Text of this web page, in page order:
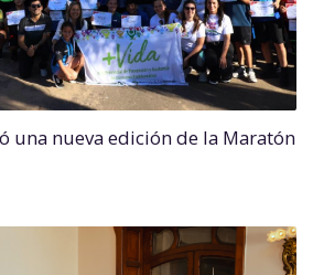
una nueva edición de la Maratón